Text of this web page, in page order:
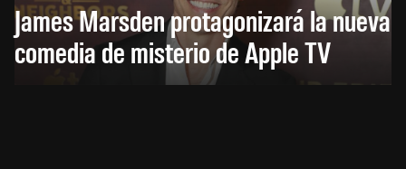
James Marsden protagonizará la nueva
comedia de misterio de Apple TV